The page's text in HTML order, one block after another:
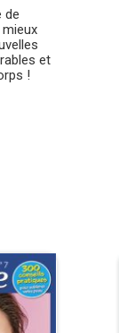
de
et
!